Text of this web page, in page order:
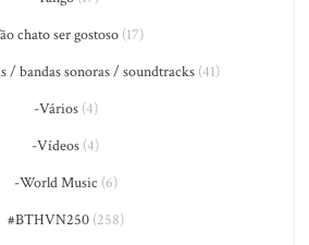
chato ser gostoso (17)
/ bandas sonoras / soundtracks(41)
-Vários(4)
-Vídeos (4)
-World Music (6)
#BTHVN250(258)